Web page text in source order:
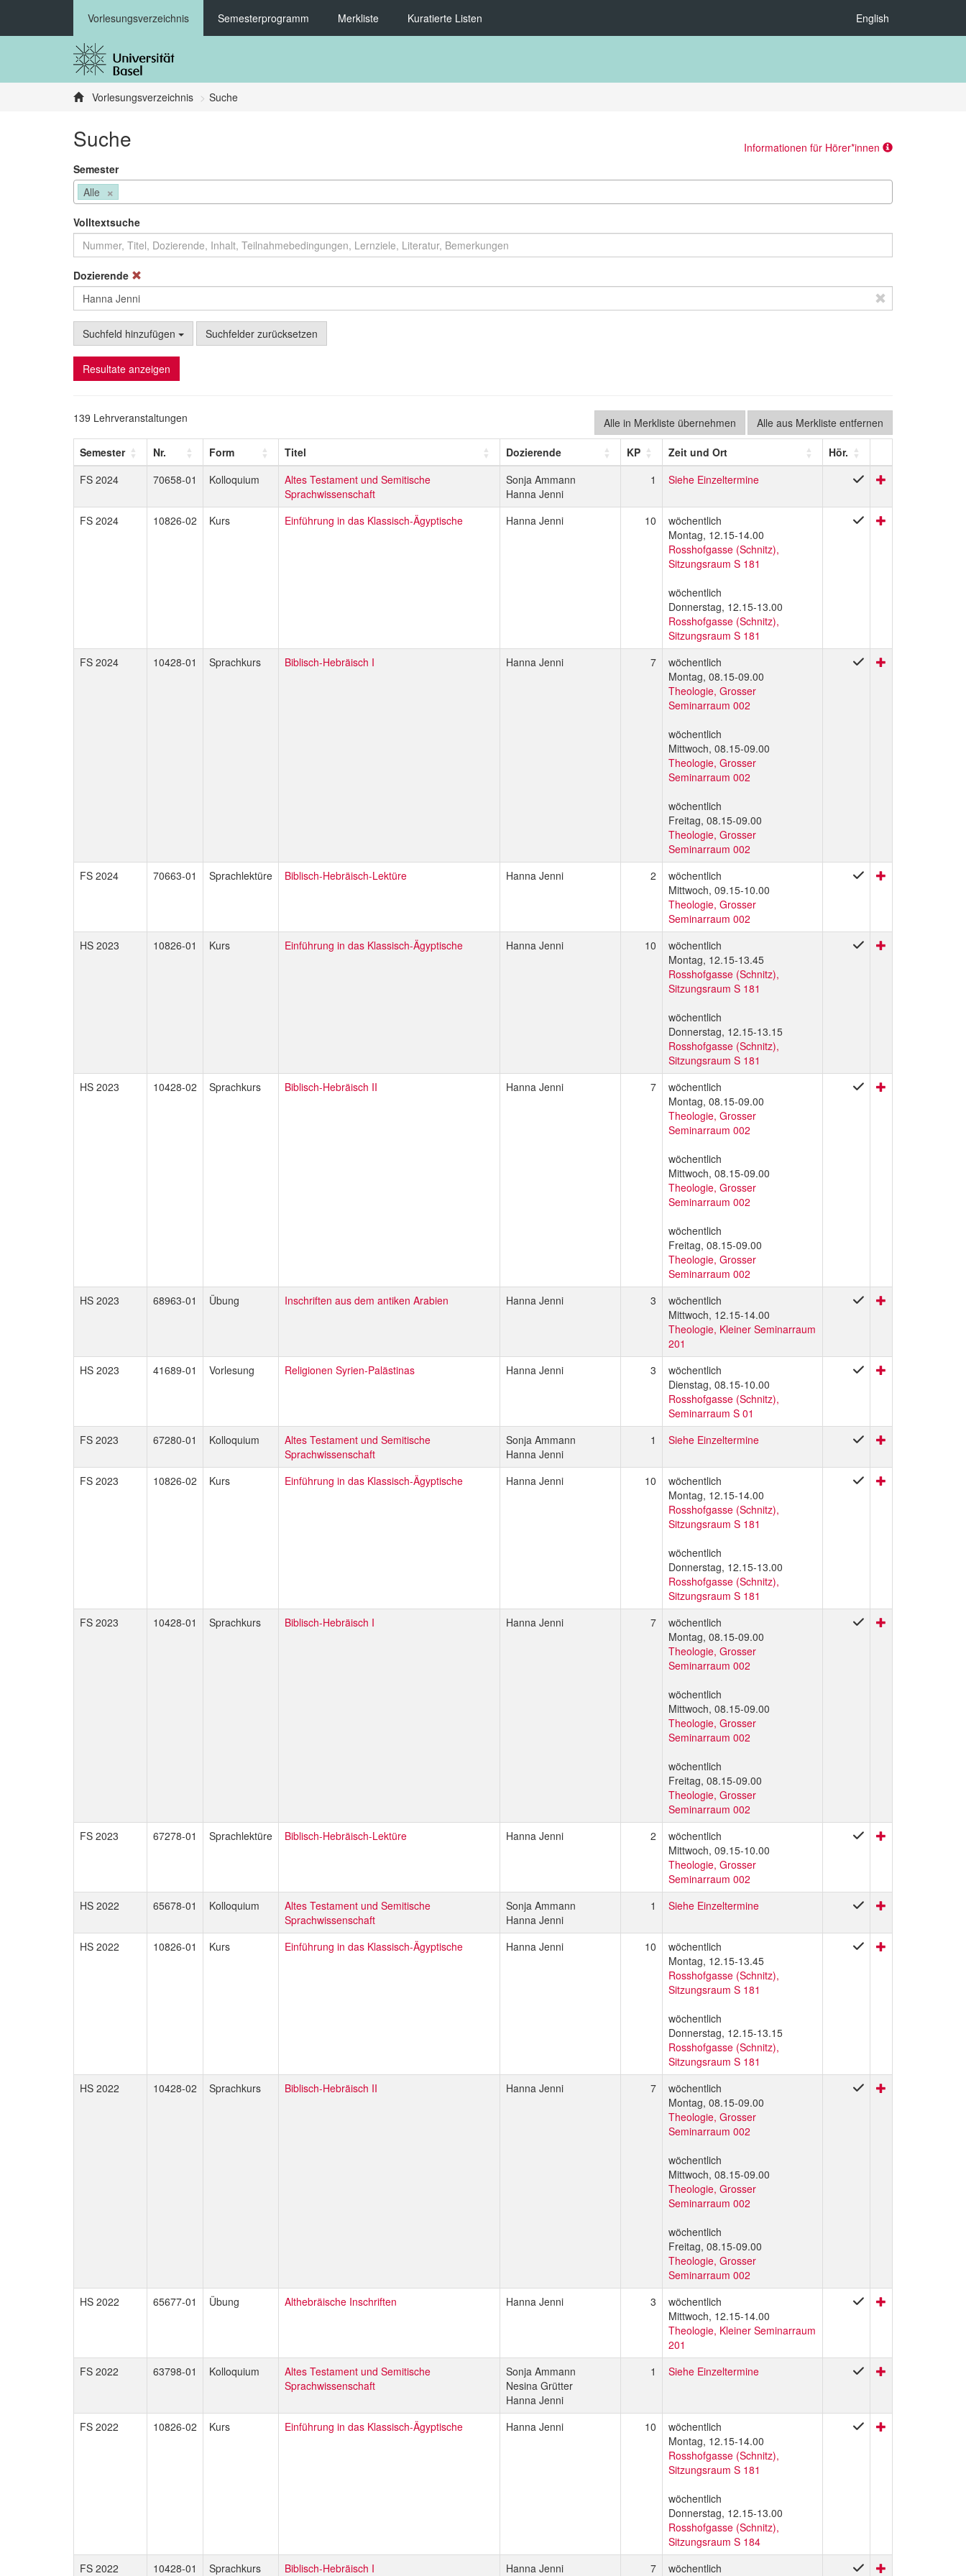
Vorlesungsverzeichnis Semesterprogramm Merkliste Kuratierte Listen English
Vorlesungsverzeichnis Suche
Suche
Informationen für Hörer*innen
Semester
×
Alle
Volltextsuche
Dozierende
Suchfeld hinzufügen Suchfelder zurücksetzen
Resultate anzeigen
Alle aus Merkliste entfernen
Alle in Merkliste übernehmen
139 Lehrveranstaltungen
Semester Nr. Form Titel Dozierende KP Zeit und Ort
Hör.
FS 2024
70658-01 Kolloquium
Altes Testament und Semitische
Sprachwissenschaft
Sonja Ammann
Hanna Jenni
1 Siehe Einzeltermine
FS 2024 10826-02 Kurs Einführung in das Klassisch-Ägyptische Hanna Jenni 10
wöchentlich
Montag, 12.15-14.00
Rosshofgasse (Schnitz),
Sitzungsraum S 181
wöchentlich
Donnerstag, 12.15-13.00
Rosshofgasse (Schnitz),
Sitzungsraum S 181
FS 2024
10428-01 Sprachkurs Biblisch-Hebräisch I Hanna Jenni 7
wöchentlich
Montag, 08.15-09.00
Theologie, Grosser
Seminarraum 002
wöchentlich
Mittwoch, 08.15-09.00
Theologie, Grosser
Seminarraum 002
wöchentlich
Freitag, 08.15-09.00
Theologie, Grosser
Seminarraum 002
FS 2024
70663-01 Sprachlektüre Biblisch-Hebräisch-Lektüre Hanna Jenni 2
wöchentlich
Mittwoch, 09.15-10.00
Theologie, Grosser
Seminarraum 002
HS 2023
10826-01 Kurs Einführung in das Klassisch-Ägyptische Hanna Jenni 10
wöchentlich
Montag, 12.15-13.45
Rosshofgasse (Schnitz),
Sitzungsraum S 181
wöchentlich
Donnerstag, 12.15-13.15
Rosshofgasse (Schnitz),
Sitzungsraum S 181
HS 2023
10428-02 Sprachkurs Biblisch-Hebräisch II Hanna Jenni 7
wöchentlich
Montag, 08.15-09.00
Theologie, Grosser
Seminarraum 002
wöchentlich
Mittwoch, 08.15-09.00
Theologie, Grosser
Seminarraum 002
wöchentlich
Freitag, 08.15-09.00
Theologie, Grosser
Seminarraum 002
HS 2023
68963-01 Übung Inschriften aus dem antiken Arabien Hanna Jenni 3
wöchentlich
Mittwoch, 12.15-14.00
Theologie, Kleiner Seminarraum
201
HS 2023
41689-01 Vorlesung Religionen Syrien-Palästinas Hanna Jenni 3
wöchentlich
Dienstag, 08.15-10.00
Rosshofgasse (Schnitz),
Seminarraum S 01
FS 2023
67280-01 Kolloquium
Altes Testament und Semitische
Sprachwissenschaft
Sonja Ammann
Hanna Jenni
1 Siehe Einzeltermine
FS 2023 10826-02 Kurs Einführung in das Klassisch-Ägyptische Hanna Jenni 10
wöchentlich
Montag, 12.15-14.00
Rosshofgasse (Schnitz),
Sitzungsraum S 181
wöchentlich
Donnerstag, 12.15-13.00
Rosshofgasse (Schnitz),
Sitzungsraum S 181
FS 2023
10428-01 Sprachkurs Biblisch-Hebräisch I Hanna Jenni 7
wöchentlich
Montag, 08.15-09.00
Theologie, Grosser
Seminarraum 002
wöchentlich
Mittwoch, 08.15-09.00
Theologie, Grosser
Seminarraum 002
wöchentlich
Freitag, 08.15-09.00
Theologie, Grosser
Seminarraum 002
FS 2023
67278-01 Sprachlektüre Biblisch-Hebräisch-Lektüre Hanna Jenni 2
wöchentlich
Mittwoch, 09.15-10.00
Theologie, Grosser
Seminarraum 002
HS 2022
65678-01 Kolloquium
Altes Testament und Semitische
Sprachwissenschaft
Sonja Ammann
Hanna Jenni
1 Siehe Einzeltermine
HS 2022 10826-01 Kurs Einführung in das Klassisch-Ägyptische Hanna Jenni 10
wöchentlich
Montag, 12.15-13.45
Rosshofgasse (Schnitz),
Sitzungsraum S 181
wöchentlich
Donnerstag, 12.15-13.15
Rosshofgasse (Schnitz),
Sitzungsraum S 181
HS 2022
10428-02 Sprachkurs Biblisch-Hebräisch II Hanna Jenni 7
wöchentlich
Montag, 08.15-09.00
Theologie, Grosser
Seminarraum 002
wöchentlich
Mittwoch, 08.15-09.00
Theologie, Grosser
Seminarraum 002
wöchentlich
Freitag, 08.15-09.00
Theologie, Grosser
Seminarraum 002
HS 2022
65677-01 Übung Althebräische Inschriften Hanna Jenni 3
wöchentlich
Mittwoch, 12.15-14.00
Theologie, Kleiner Seminarraum
201
FS 2022
63798-01 Kolloquium
Altes Testament und Semitische
Sprachwissenschaft
Sonja Ammann
Nesina Grütter
Hanna Jenni
1 Siehe Einzeltermine
FS 2022 10826-02 Kurs Einführung in das Klassisch-Ägyptische Hanna Jenni 10
wöchentlich
Montag, 12.15-14.00
Rosshofgasse (Schnitz),
Sitzungsraum S 181
wöchentlich
Donnerstag, 12.15-13.00
Rosshofgasse (Schnitz),
Sitzungsraum S 184
FS 2022
10428-01 Sprachkurs Biblisch-Hebräisch I Hanna Jenni 7
wöchentlich